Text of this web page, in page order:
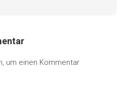
um einen Kommentar